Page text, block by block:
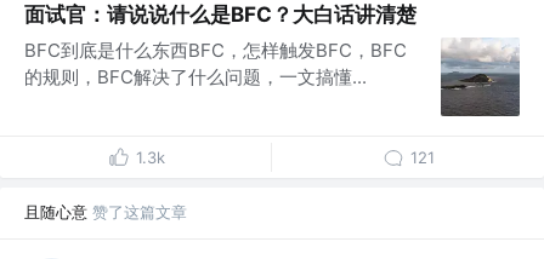
面试官：请说说什么是BFC？大白话讲清楚
BFC到底是什么东西BFC，怎样触发BFC，BFC
的规则，BFC解决了什么问题，一文搞懂...
1.3k 121
且随心意 赞了这篇文章